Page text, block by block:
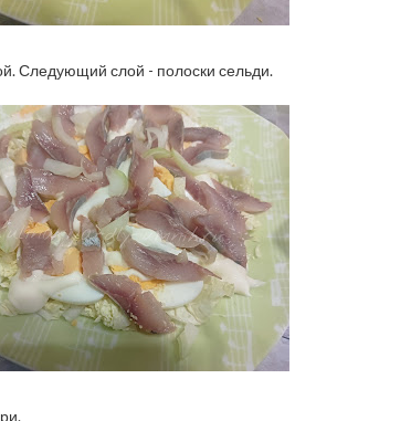
Следующий слой - полоски сельди.